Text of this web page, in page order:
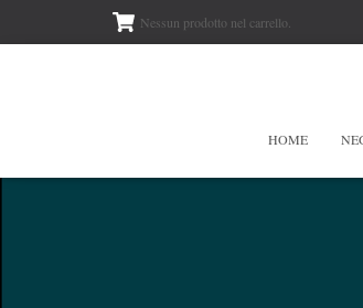
Nessun prodotto nel carrello.
HOME